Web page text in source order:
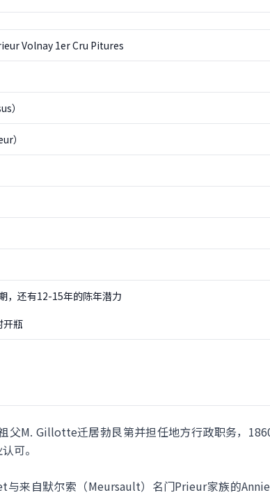
Volnay 1er Cru Pitures
）
）
，还有12-15年的陈年潜力
开瓶
父M. Gillotte迁居勃艮第并担任地方行政职务，
可。
来自默尔索（Meursault）名门Prieur家族的